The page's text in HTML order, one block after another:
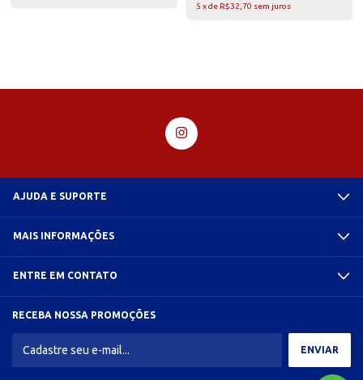
5 xde R$32,70 sem juros
AJUDA E SUPORTE
MAIS INFORMAÇÕES
ENTRE EM CONTATO
RECEBA NOSSA PROMOÇÕES